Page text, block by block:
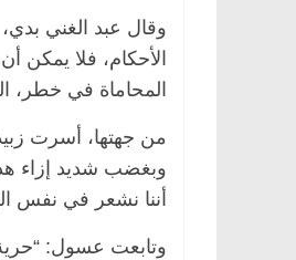
وقال عبد الغني
الأحكام، فلا
المحاماة في خطر،
من جهتها، أسرت
وبغضب شديد إزاء
أننا نشعر في نفس
وتابعت عسول: